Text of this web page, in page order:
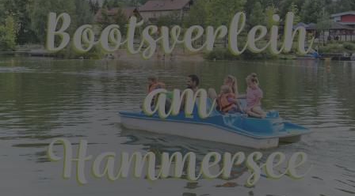
Bootsverleih
am
Hammersee